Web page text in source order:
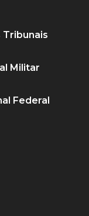
Tribunais
Militar
Federal